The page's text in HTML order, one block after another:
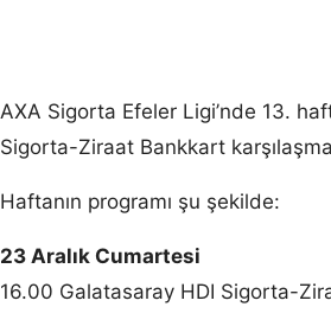
AXA Sigorta Efeler Ligi’nde 13.
Sigorta-Ziraat Bankkart
Haftanın programı şu şekilde:
23 Aralık Cumartesi
16.00 Galatasaray HDI Sigorta-